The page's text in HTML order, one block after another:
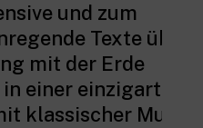
und zum
Texte über
mit der Erde
einer einzigartigen
klassischer Musik.